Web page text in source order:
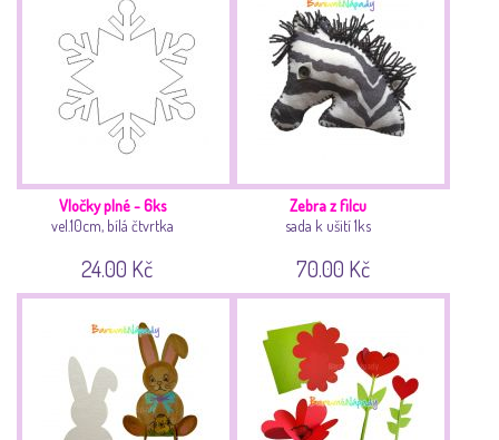
Vločky plné - 6ks
vel.10cm, bílá čtvrtka
24.00 Kč
Zebra z filcu
sada k ušití 1ks
70.00 Kč